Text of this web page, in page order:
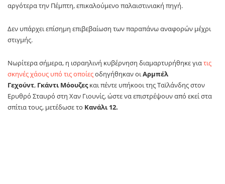
αργότερα την Πέμπτη, επικαλούμενο παλαιστινιακή πηγή.
Δεν υπάρχει επίσημη επιβεβαίωση των παραπάνω αναφορών μέχρι
στιγμής.
Νωρίτερα σήμερα, η ισραηλινή κυβέρνηση διαμαρτυρήθηκε γιατις
σκηνές χάους υπό τις οποίεςοδηγήθηκαν οιΑρμπέλ
Γεχούντ, Γκάντι Μόουζεςκαι πέντε υπήκοοι της Ταϊλάνδης στον
Ερυθρό Σταυρό στη Χαν Γιουνίς, ώστε να επιστρέψουν από εκεί στα
σπίτια τους, μετέδωσε το Κανάλι 12.